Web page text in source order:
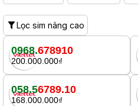
Lọc sim nâng cao
0968.678910
200.000.000₫
058.56789.10
168.000.000₫